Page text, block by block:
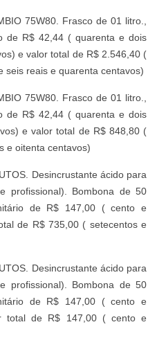
75W80. Frasco de 01 litro.,
de R$ 42,44 ( quarenta e dois
e valor total de R$ 2.546,40 (
seis reais e quarenta centavos)
75W80. Frasco de 01 litro.,
de R$ 42,44 ( quarenta e dois
e valor total de R$ 848,80 (
e oitenta centavos)
Desincrustante ácido para
profissional). Bombona de 50
de R$ 147,00 ( cento e
de R$ 735,00 ( setecentos e
Desincrustante ácido para
profissional). Bombona de 50
de R$ 147,00 ( cento e
total de R$ 147,00 ( cento e